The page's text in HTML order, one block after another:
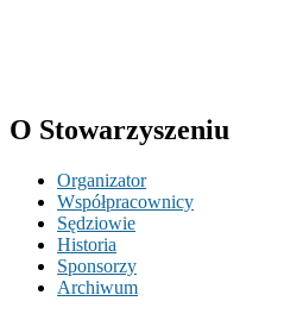
O Stowarzyszeniu
Organizator
Współpracownicy
Sędziowie
Historia
Sponsorzy
Archiwum